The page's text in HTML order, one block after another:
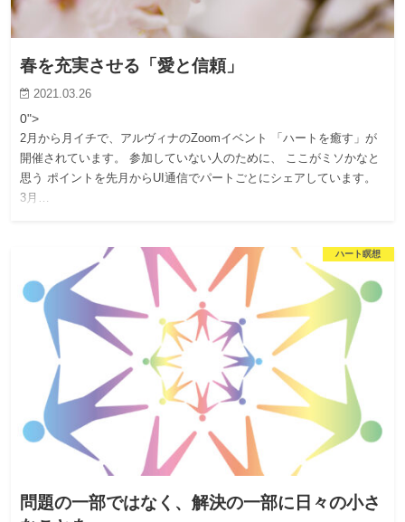
春を充実させる「愛と信頼」
2021.03.26
0">
2月から月イチで、アルヴィナのZoomイベント 「ハートを癒す」が
開催されています。 参加していない人のために、 ここがミソかなと
思う ポイントを先月からUI通信でパートごとにシェアしています。
3月…
ハート瞑想
問題の一部ではなく、解決の一部に日々の小さ